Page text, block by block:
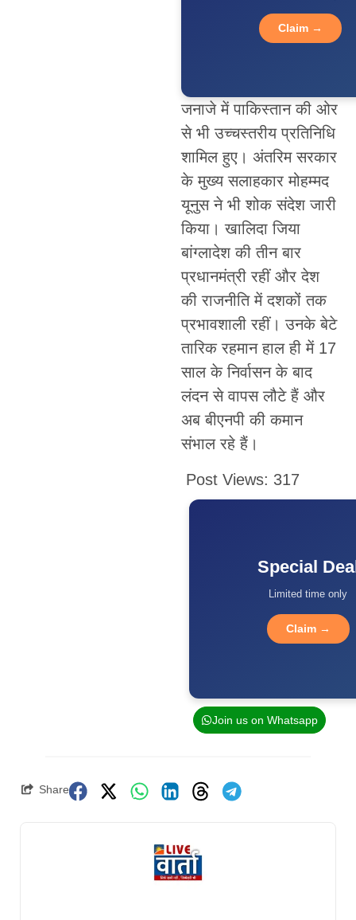
Claim →
जनाजे में पाकिस्तान की ओर
से भी उच्चस्तरीय प्रतिनिधि
शामिल हुए। अंतरिम सरकार
के मुख्य सलाहकार मोहम्मद
यूनुस ने भी शोक संदेश जारी
किया। खालिदा जिया
बांग्लादेश की तीन बार
प्रधानमंत्री रहीं और देश
की राजनीति में दशकों तक
प्रभावशाली रहीं। उनके बेटे
तारिक रहमान हाल ही में 17
साल के निर्वासन के बाद
लंदन से वापस लौटे हैं और
अब बीएनपी की कमान
संभाल रहे हैं।
Post Views: 317
Special
Limited time only
Claim →
Join us on Whatsapp
Share